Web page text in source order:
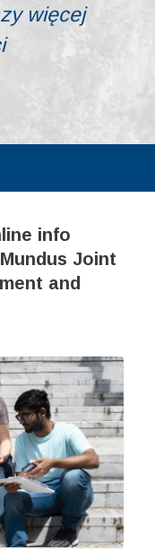
więcej
info
Joint
and